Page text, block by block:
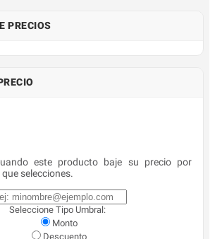
PRECIOS
este producto baje su precio por
selecciones.
Seleccione Tipo Umbral:
Monto
Descuento